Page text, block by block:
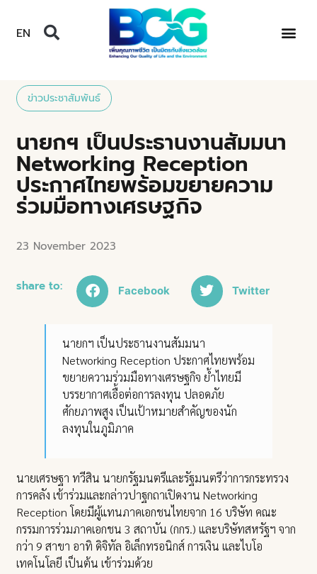
EN
ข่าวประชาสัมพันธ์
นายกฯ เป็นประธานงานสัมมนา
Networking Reception
ประกาศไทยพร้อมขยายความ
ร่วมมือทางเศรษฐกิจ
23 November 2023
share to: Facebook Twitter
นายกฯ เป็นประธานงานสัมมนา
Networking Reception ประกาศไทยพร้อม
ขยายความร่วมมือทางเศรษฐกิจ ย้ำไทยมี
บรรยากาศเอื้อต่อการลงทุน ปลอดภัย
ศักยภาพสูง เป็นเป้าหมายสำคัญของนัก
ลงทุนในภูมิภาค
นายเศรษฐา ทวีสิน นายกรัฐมนตรีและรัฐมนตรีว่าการกระทรวง
การคลัง เข้าร่วมและกล่าวปาฐกถาเปิดงาน Networking
Reception โดยมีผู้แทนภาคเอกชนไทยจาก 16 บริษัท คณะ
กรรมการร่วมภาคเอกชน 3 สถาบัน (กกร.) และบริษัทสหรัฐฯ จาก
กว่า 9 สาขา อาทิ ดิจิทัล อิเล็กทรอนิกส์ การเงิน และไบโอ
เทคโนโลยี เป็นต้น เข้าร่วมด้วย